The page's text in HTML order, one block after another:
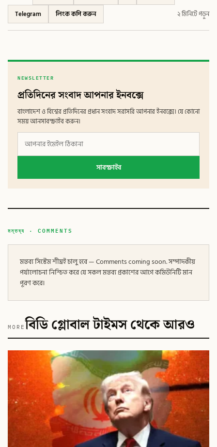
Telegram
লিংক কপি করুন ২ মিনিটে পড়ুন
NEWSLETTER
প্রতিদিনের সংবাদ আপনার ইনবক্সে
বাংলাদেশ ও বিশ্বের প্রতিদিনের প্রধান সংবাদ সরাসরি আপনার ইনবক্সে। যে কোনো
সময় আনসাবস্ক্রাইব করুন।
সাবস্ক্রাইব
মন্তব্য · COMMENTS
মন্তব্য সিস্টেম শীঘ্রই চালু হবে — Comments coming soon. সম্পাদকীয়
পর্যালোচনা নিশ্চিত করে যে সকল মন্তব্য প্রকাশের আগে কমিউনিটি মান
পূরণ করে।
MOREবিডি গ্লোবাল টাইমস থেকে আরও